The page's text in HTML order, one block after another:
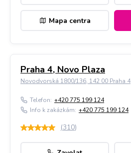
Mapa centra
Praha 4, Novo Plaza
Novodvorská 1800/136, 142 00 Praha 4
Telefon: +420 775 199 124
Info k zakázkám: +420 775 199 124
(310)